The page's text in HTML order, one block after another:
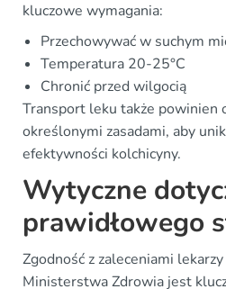
kluczowe wymagania:
Przechowywać w suchym
Temperatura 20-25°C
Chronić przed wilgocią
Transport leku także powinien
określonymi zasadami, aby
efektywności kolchicyny.
Wytyczne
prawidłowego
Zgodność z zaleceniami
Ministerstwa Zdrowia jest